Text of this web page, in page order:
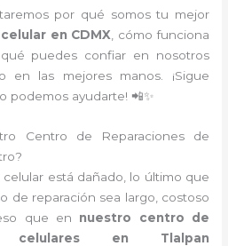
por qué somos tu mejor
en CDMX , cómo funciona
puedes confiar en nosotros
en las mejores manos. ¡Sigue
podemos ayudarte! 📲✨
Centro de Reparaciones de
está dañado, lo último que
de reparación sea largo, costoso
que en nuestro centro de
celulares en Tlalpan